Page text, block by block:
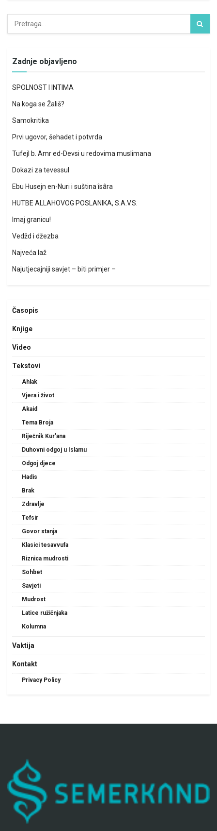
Zadnje objavljeno
SPOLNOST I INTIMA
Na koga se Žališ?
Samokritika
Prvi ugovor, šehadet i potvrda
Tufejl b. Amr ed-Devsi u redovima muslimana
Dokazi za tevessul
Ebu Husejn en-Nuri i suština îsâra
HUTBE ALLAHOVOG POSLANIKA, S.A.V.S.
Imaj granicu!
Vedžd i džezba
Najveća laž
Najutjecajniji savjet – biti primjer –
Časopis
Knjige
Video
Tekstovi
Ahlak
Vjera i život
Akaid
Tema Broja
Riječnik Kur'ana
Duhovni odgoj u Islamu
Odgoj djece
Hadis
Brak
Zdravlje
Tefsir
Govor stanja
Klasici tesavvufa
Riznica mudrosti
Sohbet
Savjeti
Mudrost
Latice ružičnjaka
Kolumna
Vaktija
Kontakt
Privacy Policy